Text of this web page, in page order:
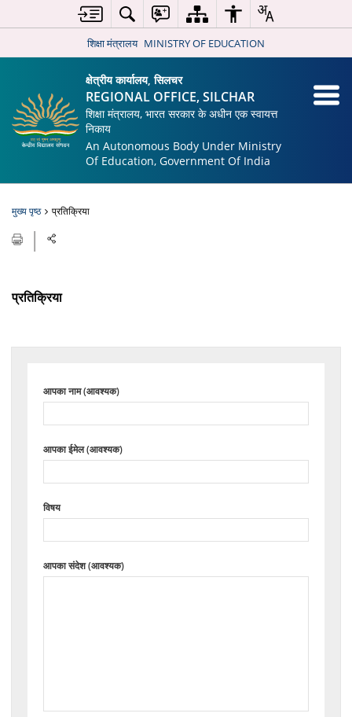
शिक्षा मंत्रालय MINISTRY OF EDUCATION
क्षेत्रीय कार्यालय, सिलचर
REGIONAL OFFICE, SILCHAR
शिक्षा मंत्रालय, भारत सरकार के अधीन एक स्वायत्त
निकाय
An Autonomous Body Under Ministry
Of Education, Government Of India
मुख्य पृष्ठ प्रतिक्रिया
प्रतिक्रिया
आपका नाम (आवश्यक)
आपका ईमेल (आवश्यक)
विषय
आपका संदेश (आवश्यक)